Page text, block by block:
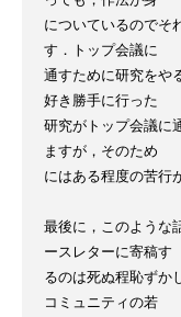
についているのでそ
す．トップ会議に
通すために研究をや
好き勝手に行った
研究がトップ会議に
ますが，そのため
にはある程度の苦行
最後に，このような
ースレターに寄稿す
るのは死ぬ程恥ずか
コミュニティの若